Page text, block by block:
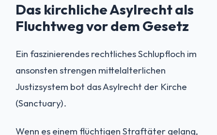
Das kirchliche Asylrecht als
Fluchtweg vor dem Gesetz
Ein faszinierendes rechtliches Schlupfloch im
ansonsten strengen mittelalterlichen
Justizsystem bot das Asylrecht der Kirche
(Sanctuary).
Wenn es einem flüchtigen Straftäter gelang,